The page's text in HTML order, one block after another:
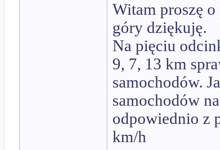
Witam proszę
góry dziękuję.
Na pięciu
9, 7, 13 km
samochodów.
samochodów
odpowiednio z
km/h